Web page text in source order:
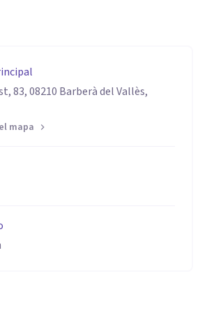
83, 08210 Barberà del Vallès,
mapa